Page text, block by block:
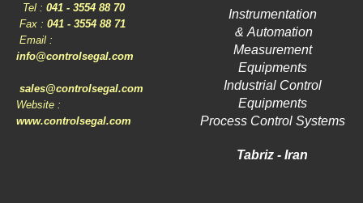
Instrumentation
Automation &
Measurement
Equipments
Industrial Control
Equipments
Process Control Systems
Tabriz - Iran
Tel : 041 - 3554 88 70
Fax : 041 - 3554 88 71
Email :
info@controlsegal.com
sales@controlsegal.com
Website :
www.controlsegal.com